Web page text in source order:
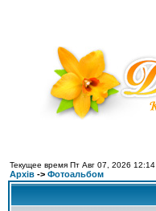
Текущее время Пт Авг 07, 2026 12:14
Архів -> Фотоальбом